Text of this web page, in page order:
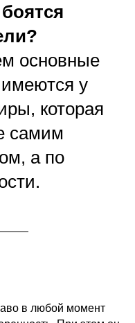
основные
у
которая
самим
а по
в любой момент